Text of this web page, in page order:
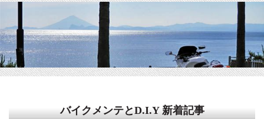
バイクメンテとD.I.Y 新着記事